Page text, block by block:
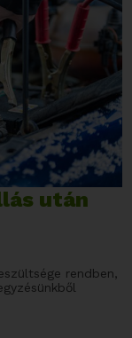
után
rendben,